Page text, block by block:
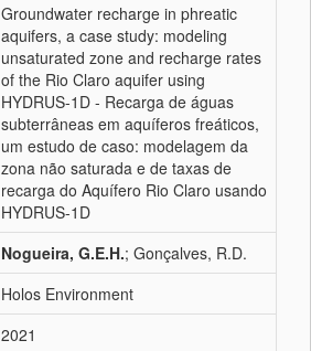
Groundwater recharge in phreatic
aquifers, a case study: modeling
unsaturated zone and recharge rates
of the Rio Claro aquifer using
HYDRUS-1D - Recarga de águas
subterrâneas em aquíferos freáticos,
um estudo de caso: modelagem da
zona não saturada e de taxas de
recarga do Aquífero Rio Claro usando
HYDRUS-1D
Nogueira, G.E.H.; Gonçalves, R.D.
Holos Environment
2021